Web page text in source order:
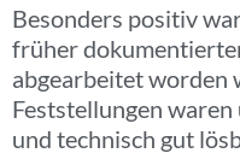
Besonders positiv
früher
abgearbeitet worden
Feststellungen
und technisch gut